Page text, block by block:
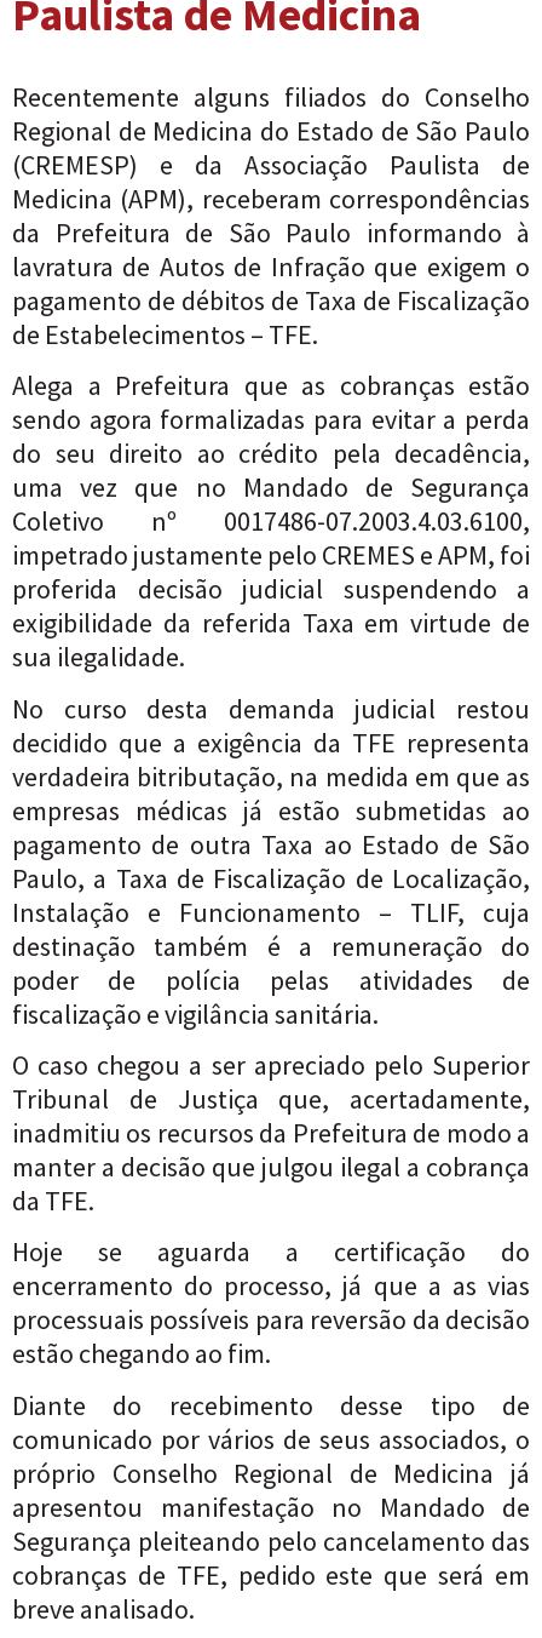
Paulista de Medicina
Recentemente alguns filiados do Conselho
Regional de Medicina do Estado de São Paulo
(CREMESP) e da Associação Paulista de
Medicina (APM), receberam correspondências
da Prefeitura de São Paulo informando à
lavratura de Autos de Infração que exigem o
pagamento de débitos de Taxa de Fiscalização
de Estabelecimentos – TFE.
Alega a Prefeitura que as cobranças estão
sendo agora formalizadas para evitar a perda
do seu direito ao crédito pela decadência,
uma vez que no Mandado de Segurança
Coletivo nº 0017486-07.2003.4.03.6100,
impetrado justamente pelo CREMES e APM, foi
proferida decisão judicial suspendendo a
exigibilidade da referida Taxa em virtude de
sua ilegalidade.
No curso desta demanda judicial restou
decidido que a exigência da TFE representa
verdadeira bitributação, na medida em que as
empresas médicas já estão submetidas ao
pagamento de outra Taxa ao Estado de São
Paulo, a Taxa de Fiscalização de Localização,
Instalação e Funcionamento – TLIF, cuja
destinação também é a remuneração do
poder de polícia pelas atividades de
fiscalização e vigilância sanitária.
O caso chegou a ser apreciado pelo Superior
Tribunal de Justiça que, acertadamente,
inadmitiu os recursos da Prefeitura de modo a
manter a decisão que julgou ilegal a cobrança
da TFE.
Hoje se aguarda a certificação do
encerramento do processo, já que a as vias
processuais possíveis para reversão da decisão
estão chegando ao fim.
Diante do recebimento desse tipo de
comunicado por vários de seus associados, o
próprio Conselho Regional de Medicina já
apresentou manifestação no Mandado de
Segurança pleiteando pelo cancelamento das
cobranças de TFE, pedido este que será em
breve analisado.